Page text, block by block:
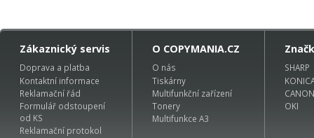
Zákaznický servis
Doprava a platba
Kontaktní informace
Reklamační řád
Formulář odstoupení
od KS
Reklamační protokol
O COPYMANIA.CZ
O nás
Tiskárny
Multifunkční zařízení
Tonery
Multifunkce A3
SHARP
CANON
OKI